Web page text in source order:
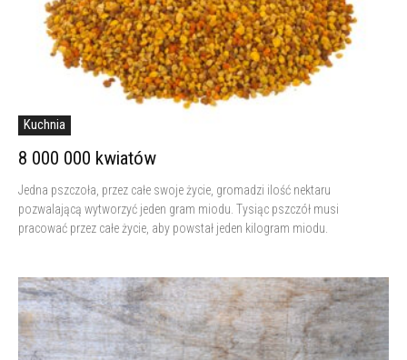
Kuchnia
8 000 000 kwiatów
Jedna pszczoła, przez całe swoje życie, gromadzi ilość nektaru
pozwalającą wytworzyć jeden gram miodu. Tysiąc pszczół musi
pracować przez całe życie, aby powstał jeden kilogram miodu.